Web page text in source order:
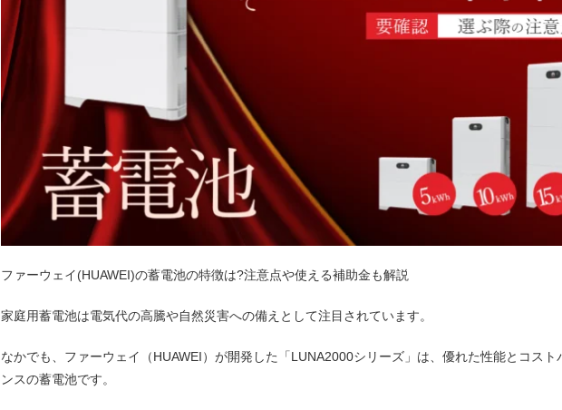
ファーウェイ(HUAWEI)の蓄電池の特徴は?注意点や使える補助金も解説
家庭用蓄電池は電気代の高騰や自然災害への備えとして注目されています。
なかでも、ファーウェイ（HUAWEI）が開発した「LUNA2000シリーズ」は、優れた性能とコスト
ンスの蓄電池です。